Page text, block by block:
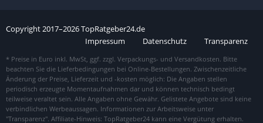
Copyright2017–2026TopRatgeber24.de
Impressum
Datenschutz Transparenz